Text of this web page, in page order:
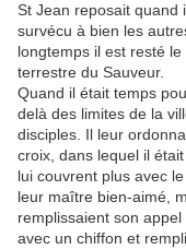
St Jean reposait quand
survécu à bien les
longtemps il est resté
terrestre du Sauveur.
Quand il était temps
delà des limites de la
disciples. Il leur
croix, dans lequel il
lui couvrent plus avec
leur maître bien-aimé,
remplissaient son
avec un chiffon et